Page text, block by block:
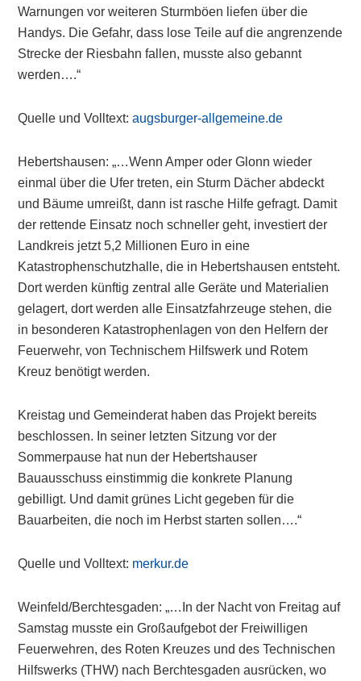
Warnungen vor weiteren Sturmböen liefen über die
Handys. Die Gefahr, dass lose Teile auf die angrenzende
Strecke der Riesbahn fallen, musste also gebannt
werden….“
Quelle und Volltext:augsburger-allgemeine.de
Hebertshausen: „…Wenn Amper oder Glonn wieder
einmal über die Ufer treten, ein Sturm Dächer abdeckt
und Bäume umreißt, dann ist rasche Hilfe gefragt. Damit
der rettende Einsatz noch schneller geht, investiert der
Landkreis jetzt 5,2 Millionen Euro in eine
Katastrophenschutzhalle, die in Hebertshausen entsteht.
Dort werden künftig zentral alle Geräte und Materialien
gelagert, dort werden alle Einsatzfahrzeuge stehen, die
in besonderen Katastrophenlagen von den Helfern der
Feuerwehr, von Technischem Hilfswerk und Rotem
Kreuz benötigt werden.
Kreistag und Gemeinderat haben das Projekt bereits
beschlossen. In seiner letzten Sitzung vor der
Sommerpause hat nun der Hebertshauser
Bauausschuss einstimmig die konkrete Planung
gebilligt. Und damit grünes Licht gegeben für die
Bauarbeiten, die noch im Herbst starten sollen….“
Quelle und Volltext: merkur.de
Weinfeld/Berchtesgaden: „…In der Nacht von Freitag auf
Samstag musste ein Großaufgebot der Freiwilligen
Feuerwehren, des Roten Kreuzes und des Technischen
Hilfswerks (THW) nach Berchtesgaden ausrücken, wo